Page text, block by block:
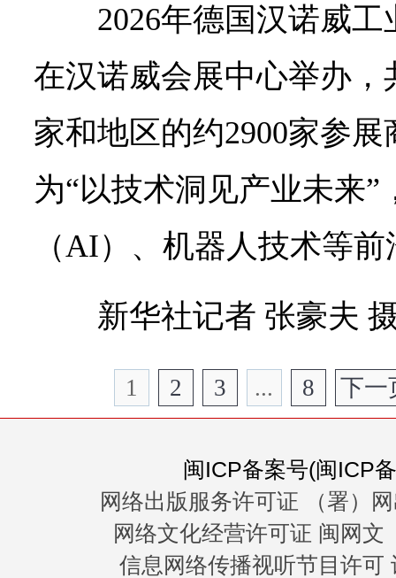
2026年德国汉诺威
在汉诺威会展中心举办，
家和地区的约2900家参
为“以技术洞见产业未来
（AI）、机器人技术等
新华社记者 张豪夫
1 2 3 ... 8 下一
闽ICP备案号(闽ICP
网络出版服务许可证 （署）
网络文化经营许可证 闽网文
信息网络传播视听节目许可